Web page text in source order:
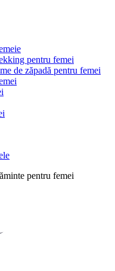
pentru femei
de zăpadă pentru femei
pentru femei